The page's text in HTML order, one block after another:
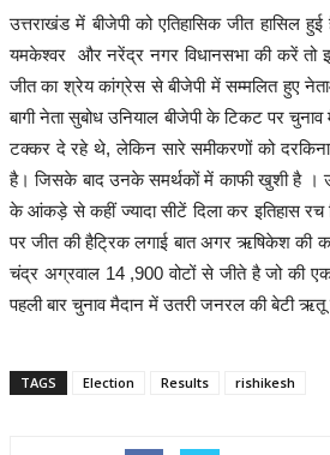
उत्तराखंड में बीजेपी को एतिहासिक जीत
यमकेश्वर और नरेंद्र नगर विधानसभा की करें तो
जीत का श्रेय कांग्रेस से बीजेपी में सम्मलित हुए
बागी नेता सुबोध उनियाल बीजेपी के टिकट पर
टक्कर दे रहे थे, लेकिन सारे समीकरणों को
है। जिसके बाद उनके समर्थकों में काफी खुशी है ।
के आंकड़े से कहीं ज्यादा सीटें दिला कर इतिहास रच
पर जीत की हैट्रिक लगाई बात अगर ऋषिकेश की
चंद्र अग्रवाल 14 ,900 वोटों से जीते है जो की
पहली बार चुनाव मैदान में उतरी जनरल की बेटी ऋतू
TAGS Election Results rishikesh